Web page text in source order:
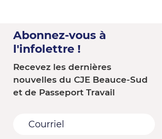
Abonnez-vous à
l'infolettre !
Recevez les dernières
nouvelles du CJE Beauce-Sud
et de Passeport Travail